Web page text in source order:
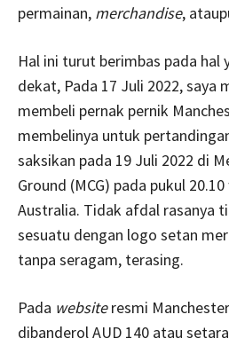
permainan, merchandise,
Hal ini turut berimbas pada hal
dekat, Pada 17 Juli 2022, saya
membeli pernak pernik
membelinya untuk
saksikan pada 19 Juli 2022 di
Ground (MCG) pada pukul
Australia. Tidak afdal rasanya
sesuatu dengan logo setan
tanpa seragam, terasing.
Pada websiteresmi
dibanderol AUD 140 atau